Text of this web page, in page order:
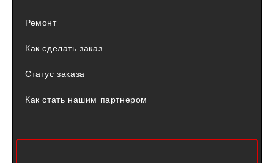
Ремонт
Как сделать заказ
Статус заказа
Как стать нашим партнером